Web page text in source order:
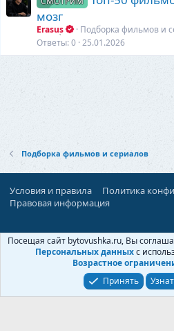
мозг
Erasus
Подборка фильмов и
Ответы 0 25.01.2026
Подборка фильмов и сериалов
Условия и правила
Политика
Правовая информация
При поддержке:
© Бытовушка,
Посещая сайт bytovushka.ru, Вы
Персональных данныхс
Возрастное
Принять